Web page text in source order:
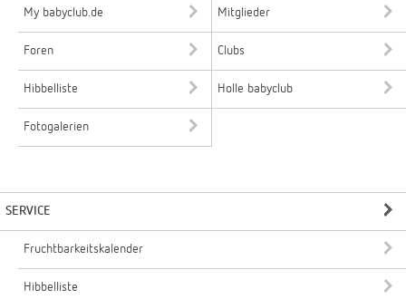
My babyclub.de Mitglieder
Foren Clubs
Hibbelliste Holle babyclub
Fotogalerien
SERVICE
Fruchtbarkeitskalender
Hibbelliste